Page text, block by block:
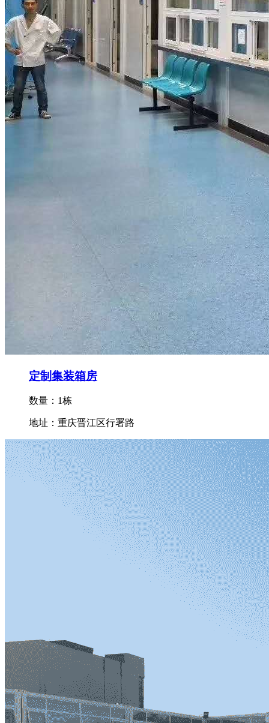
定制集装箱房
数量：1栋
地址：重庆晋江区行署路